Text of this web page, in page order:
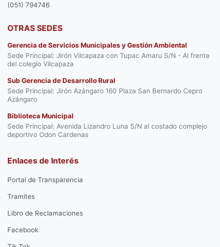
(051) 794746
OTRAS SEDES
Gerencia de Servicios Municipales y Gestión Ambiental
Sede Principal: Jirón Vilcapaza con Tupac Amaru S/N - Al frente
del colegio Vilcapaza
Sub Gerencia de Desarrollo Rural
Sede Principal: Jirón Azángaro 160 Plaza San Bernardo Cepro
Azángaro
Biblioteca Municipal
Sede Principal: Avenida Lizandro Luna S/N al costado complejo
deportivo Odon Cardenas
Enlaces de Interés
Portal de Transparencia
Tramites
Libro de Reclamaciones
Facebook